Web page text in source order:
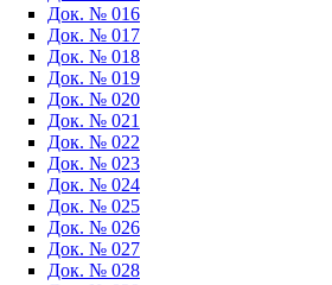
Док. № 016
Док. № 017
Док. № 018
Док. № 019
Док. № 020
Док. № 021
Док. № 022
Док. № 023
Док. № 024
Док. № 025
Док. № 026
Док. № 027
Док. № 028